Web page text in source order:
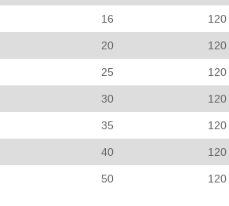
16 120
20 120
25 120
30 120
35 120
40 120
50 120